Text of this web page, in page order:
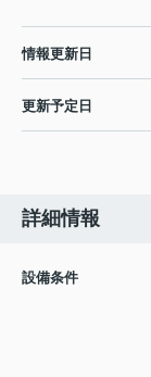
情報更新日
更新予定日
詳細情報
設備条件